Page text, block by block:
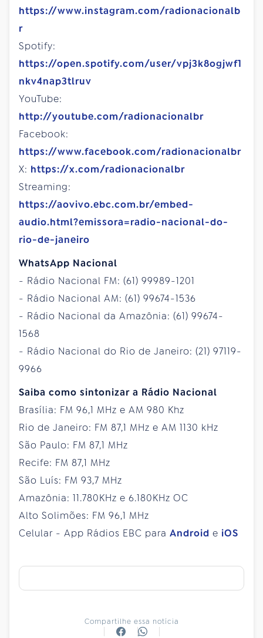
https://www.instagram.com/radionacionalb
r
Spotify:
https://open.spotify.com/user/vpj3k8ogjwf1
nkv4nap3tlruv
YouTube:
http://youtube.com/radionacionalbr
Facebook:
https://www.facebook.com/radionacionalbr
X: https://x.com/radionacionalbr
Streaming:
https://aovivo.ebc.com.br/embed-
audio.html?emissora=radio-nacional-do-
rio-de-janeiro
WhatsApp Nacional
- Rádio Nacional FM: (61) 99989-1201
- Rádio Nacional AM: (61) 99674-1536
- Rádio Nacional da Amazônia: (61) 99674-
1568
- Rádio Nacional do Rio de Janeiro: (21) 97119-
9966
Saiba como sintonizar a Rádio Nacional
Brasília: FM 96,1 MHz e AM 980 Khz
Rio de Janeiro: FM 87,1 MHz e AM 1130 kHz
São Paulo: FM 87,1 MHz
Recife: FM 87,1 MHz
São Luís: FM 93,7 MHz
Amazônia: 11.780KHz e 6.180KHz OC
Alto Solimões: FM 96,1 MHz
Celular - App Rádios EBC para Android e iOS
Compartilhe essa notícia